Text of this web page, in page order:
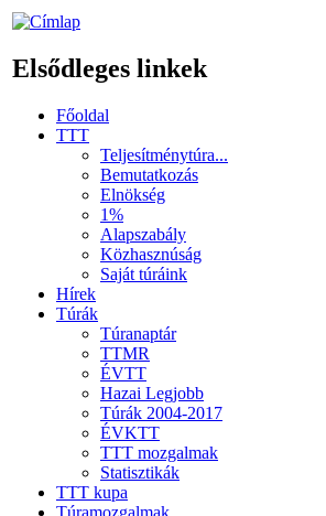
Elsődleges linkek
Főoldal
TTT
Teljesítménytúra...
Bemutatkozás
Elnökség
1%
Alapszabály
Közhasznúság
Saját túráink
Hírek
Túrák
Túranaptár
TTMR
ÉVTT
Hazai Legjobb
Túrák 2004-2017
ÉVKTT
TTT mozgalmak
Statisztikák
TTT kupa
Túramozgalmak